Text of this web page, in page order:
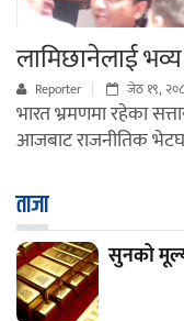
लामिछानेलाई
Reporter जेठ १९,
भारत भ्रमणमा रहेका
आजबाट राजनीतिक
ताजा
सुनको